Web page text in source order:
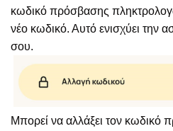
κωδικό πρόσβασης
νέο κωδικό. Αυτό ενισχύει την
σου.
Μπορεί να αλλάξει τον κωδικό